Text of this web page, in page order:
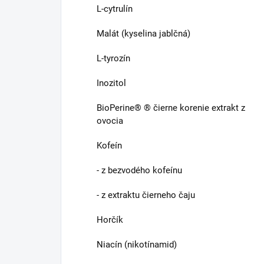
L-cytrulín
Malát (kyselina jablčná)
L-tyrozín
Inozitol
BioPerine® ® čierne korenie extrakt z
ovocia
Kofeín
- z bezvodého kofeínu
- z extraktu čierneho čaju
Horčík
Niacín (nikotínamid)